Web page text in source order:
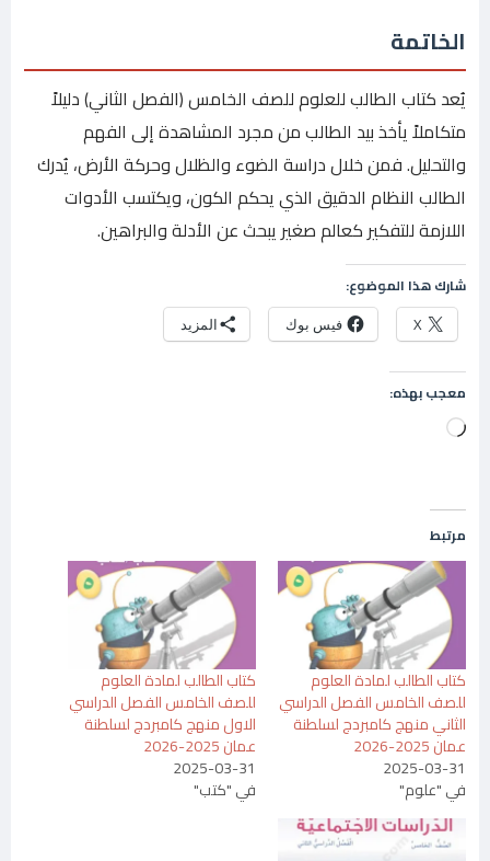
الخاتمة
يُعد كتاب الطالب للعلوم للصف الخامس (الفصل الثاني) دليلاً
متكاملاً يأخذ بيد الطالب من مجرد المشاهدة إلى الفهم
والتحليل. فمن خلال دراسة الضوء والظلال وحركة الأرض، يُدرك
الطالب النظام الدقيق الذي يحكم الكون، ويكتسب الأدوات
اللازمة للتفكير كعالم صغير يبحث عن الأدلة والبراهين.
شارك هذا الموضوع:
X فيس بوك المزيد
معجب بهذه:
جاري
مرتبط
كتاب الطالب لمادة العلوم
للصف الخامس الفصل الدراسي
الثاني منهج كامبردج لسلطنة
عمان 2025-2026
2025-03-31
في "علوم"
كتاب الطالب لمادة العلوم
للصف الخامس الفصل الدراسي
الاول منهج كامبردج لسلطنة
عمان 2025-2026
2025-03-31
في "كتب"